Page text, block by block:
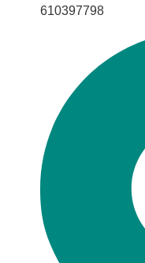
610397798